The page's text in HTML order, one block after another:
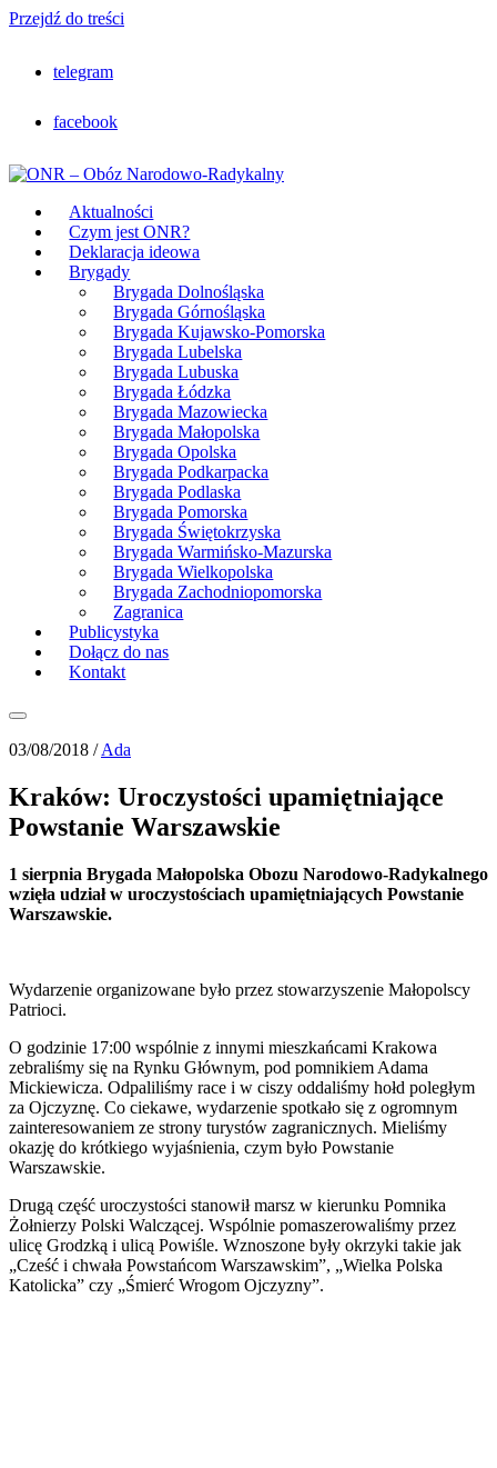
Przejdź do treści
telegram
facebook
Aktualności
Czym jest ONR?
Deklaracja ideowa
Brygady
Brygada Dolnośląska
Brygada Górnośląska
Brygada Kujawsko-Pomorska
Brygada Lubelska
Brygada Lubuska
Brygada Łódzka
Brygada Mazowiecka
Brygada Małopolska
Brygada Opolska
Brygada Podkarpacka
Brygada Podlaska
Brygada Pomorska
Brygada Świętokrzyska
Brygada Warmińsko-Mazurska
Brygada Wielkopolska
Brygada Zachodniopomorska
Zagranica
Publicystyka
Dołącz do nas
Kontakt
03/08/2018 /Ada
Kraków: Uroczystości upamiętniające
Powstanie Warszawskie
1 sierpnia Brygada Małopolska Obozu Narodowo-Radykalnego
wzięła udział w uroczystościach upamiętniających Powstanie
Warszawskie.
Wydarzenie organizowane było przez stowarzyszenie Małopolscy
Patrioci.
O godzinie 17:00 wspólnie z innymi mieszkańcami Krakowa
zebraliśmy się na Rynku Głównym, pod pomnikiem Adama
Mickiewicza. Odpaliliśmy race i w ciszy oddaliśmy hołd poległym
za Ojczyznę. Co ciekawe, wydarzenie spotkało się z ogromnym
zainteresowaniem ze strony turystów zagranicznych. Mieliśmy
okazję do krótkiego wyjaśnienia, czym było Powstanie
Warszawskie.
Drugą część uroczystości stanowił marsz w kierunku Pomnika
Żołnierzy Polski Walczącej. Wspólnie pomaszerowaliśmy przez
ulicę Grodzką i ulicą Powiśle. Wznoszone były okrzyki takie jak
„Cześć i chwała Powstańcom Warszawskim”, „Wielka Polska
Katolicka” czy „Śmierć Wrogom Ojczyzny”.